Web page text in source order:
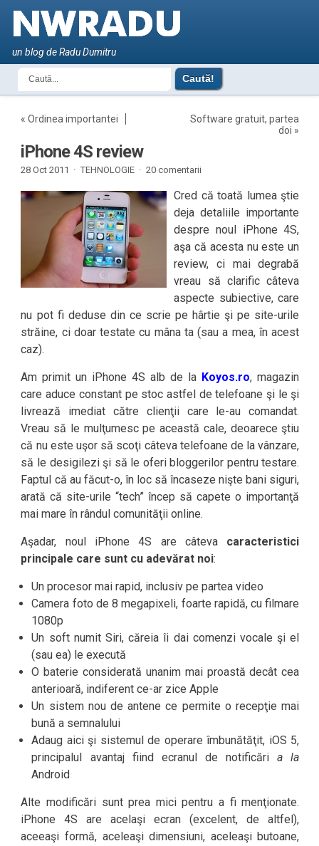
un blog de Radu Dumitru
«Ordinea importantei
Software gratuit, partea
doi »
iPhone 4S review
28 Oct 2011 · TEHNOLOGIE · 20 comentarii
Cred că toată lumea ştie
deja detaliile importante
despre noul iPhone 4S,
aşa că acesta nu este un
review, ci mai degrabă
vreau să clarific câteva
aspecte subiective, care
nu pot fi deduse din ce scrie pe hârtie şi pe site-urile
străine, ci doar testate cu mâna ta (sau a mea, în acest
caz).
Am primit un iPhone 4S alb de la Koyos.ro, magazin
care aduce constant pe stoc astfel de telefoane şi le şi
livrează imediat către clienţii care le-au comandat.
Vreau să le mulţumesc pe această cale, deoarece ştiu
că nu este uşor să scoţi câteva telefoane de la vânzare,
să le desigilezi şi să le oferi bloggerilor pentru testare.
Faptul că au făcut-o, în loc să încaseze nişte bani siguri,
arată că site-urile “tech” încep să capete o importanţă
mai mare în rândul comunităţii online.
Aşadar, noul iPhone 4S are câteva caracteristici
principale care sunt cu adevărat noi:
Un procesor mai rapid, inclusiv pe partea video
Camera foto de 8 megapixeli, foarte rapidă, cu filmare
1080p
Un soft numit Siri, căreia îi dai comenzi vocale şi el
(sau ea) le execută
O baterie considerată unanim mai proastă decât cea
anterioară, indiferent ce-ar zice Apple
Un sistem nou de antene ce permite o recepţie mai
bună a semnalului
Adaug aici şi sistemul de operare îmbunătăţit, iOS 5,
principalul avantaj fiind ecranul de notificăria la
Android
Alte modificări sunt prea mici pentru a fi menţionate.
iPhone 4S are acelaşi ecran (excelent, de altfel),
aceeaşi formă, aceleaşi dimensiuni, aceleaşi butoane,